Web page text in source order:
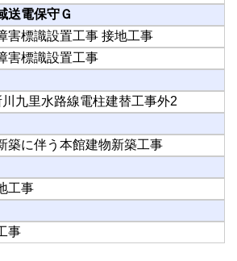
送電保守Ｇ
害標識設置工事 接地工事
害標識設置工事
九里水路線電柱建替工事外2
築に伴う本館建物新築工事
工事
事